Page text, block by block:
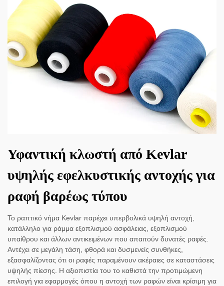
Υφαντική κλωστή από Kevlar
υψηλής εφελκυστικής αντοχής για
ραφή βαρέως τύπου
Το ραπτικό νήμα Kevlar παρέχει υπερβολικά υψηλή αντοχή,
κατάλληλο για ράμμα εξοπλισμού ασφάλειας, εξοπλισμού
υπαίθρου και άλλων αντικειμένων που απαιτούν δυνατές ραφές.
Αντέχει σε μεγάλη τάση, φθορά και δυσμενείς συνθήκες,
εξασφαλίζοντας ότι οι ραφές παραμένουν ακέραιες σε καταστάσεις
υψηλής πίεσης. Η αξιοπιστία του το καθιστά την προτιμώμενη
επιλογή για εφαρμογές όπου η αντοχή των ραφών είναι κρίσιμη για